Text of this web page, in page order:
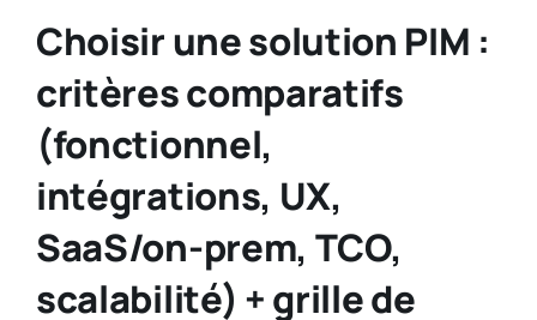
Choisir une solution PIM :
critères comparatifs
(fonctionnel,
intégrations, UX,
SaaS/on-prem, TCO,
scalabilité) + grille de